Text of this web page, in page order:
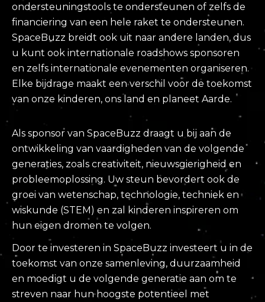
ondersteuningstools te ondersteunen of zelfs de
financiering van een hele raket te ondersteunen.
SpaceBuzz breidt ook uit naar andere landen, dus
u kunt ook internationale roadshows sponsoren
en zelfs internationale evenementen organiseren.
Elke bijdrage maakt een verschil voor de toekomst
van onze kinderen, ons land en planeet Aarde.
Als sponsor van SpaceBuzz draagt u bij aan de
ontwikkeling van vaardigheden van de volgende
generaties, zoals creativiteit, nieuwsgierigheid en
probleemoplossing. Uw steun bevordert ook de
groei van wetenschap, technologie, techniek en
wiskunde (STEM) en zal kinderen inspireren om
hun eigen dromen te volgen.
Door te investeren in SpaceBuzz investeert u in de
toekomst van onze samenleving, duurzaamheid
en moedigt u de volgende generatie aan om te
streven naar hun hoogste potentieel met